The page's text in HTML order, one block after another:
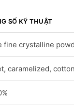
SỐ KỸ THUẬT
fine crystalline
caramelized,